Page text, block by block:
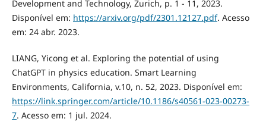
Development and Technology, Zurich, p. 1 - 11, 2023.
Disponível em: https://arxiv.org/pdf/2301.12127.pdf. Acesso
em: 24 abr. 2023.
LIANG, Yicong et al. Exploring the potential of using
ChatGPT in physics education. Smart Learning
Environments, California, v.10, n. 52, 2023. Disponível em:
https://link.springer.com/article/10.1186/s40561-023-00273-
7. Acesso em: 1 jul. 2024.